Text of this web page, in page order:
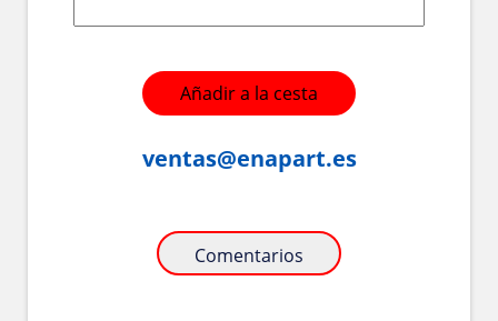
Añadir a la cesta
ventas@enapart.es
Comentarios